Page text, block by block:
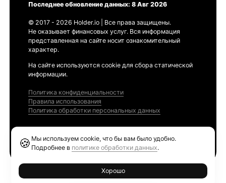
Последнее обновление данных: 8 Авг 2026
© 2017 - 2026 Holder.io | Все права защищены.
Не оказывает финансовых услуг. Вся информация
представленная на сайте носит ознакомительный
характер.
На сайте используются cookie для сбора статической
информации.
Политика конфиденциальности
Правила использования
Политика обработки персональных данных
🍪 Мы используем cookie, что бы вам было удобно.
Подробнее в политике обработки данных.
Хорошо
Ethereum GAS Tracker